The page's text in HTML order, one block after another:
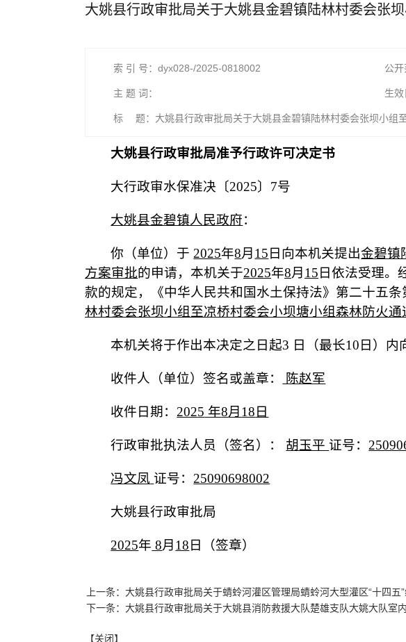
大姚县行政审批局关于大姚县金碧镇陆林村委会张
索 引 号：dyx028-/2025-0818002 公
主 题 词： 生
标 题：大姚县行政审批局关于大姚县金碧镇陆林村委会张坝小组
大姚县行政审批局准予行政许可决定书
大行政审水保准决〔2025〕7号
大姚县金碧镇人民政府：
你（单位）于 2025年8月 15 日向本机关提出金碧镇
方案审批的申请，本机关于2025年8月 15 日依法受理。
款的规定，《中华人民共和国水土保持法》第二十五
林村委会张坝小组至凉桥村委会小坝塘小组森林防火
本机关将于作出本决定之日起3 日（最长10日）内
收件人（单位）签名或盖章： 陈赵军
收件日期： 2025 年8月 18 日
行政审批执法人员（签名）： 胡玉平 证号：
冯文凤 证号： 25090698002
大姚县行政审批局
2025年 8月 18 日（签章）
上一条：大姚县行政审批局关于蜻蛉河灌区管理局蜻蛉河大型灌区“十四
下一条：大姚县行政审批局关于大姚县消防救援大队楚雄支队大姚大队室
【关闭】